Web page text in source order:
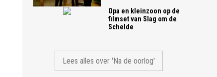
Opa en kleinzoon op de
filmset van Slag om de
Schelde
Lees alles over 'Na de oorlog'